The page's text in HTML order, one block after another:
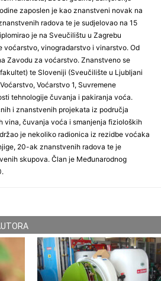
zaposlen je kao znanstveni novak na
radova te je sudjelovao na 15
je na Sveučilištu u Zagrebu
voćarstvo, vinogradarstvo i vinarstvo. Od
Zavodu za voćarstvo. Znanstveno se
te Sloveniji (Sveučilište u Ljubljani
Voćarstvo 1, Suvremene
tehnologije čuvanja i pakiranja voća.
i znanstvenih projekata iz područja
vina, čuvanja voća i smanjenja fizioloških
je nekoliko radionica iz rezidbe voćaka
20-ak znanstvenih radova te je
skupova. Član je Međunarodnog